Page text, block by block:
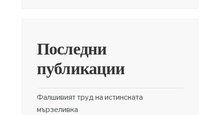
Последни
публикации
Фалшивият труд на истинската
мързеливка